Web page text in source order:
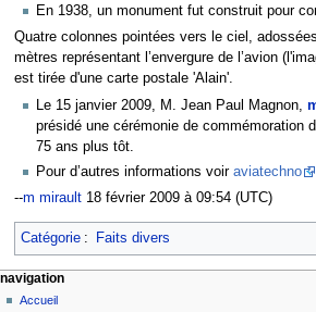
En 1938, un monument fut construit pour
Quatre colonnes pointées vers le ciel,
mètres représentant l’envergure de l’avion
est tirée d'une carte postale 'Alain'.
Le 15 janvier 2009, M. Jean Paul Magnon,
présidé une cérémonie de commémoration
75 ans plus tôt.
Pour d’autres informations voir aviatechno
--m mirault18 février 2009 à 09:54 (UTC)
Catégorie: Faits divers
navigation
Accueil